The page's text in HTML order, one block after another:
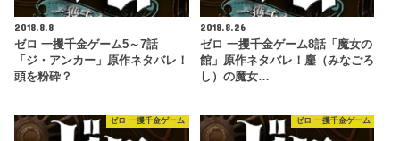
2018.8.8
ゼロ 一攫千金ゲーム5～7話
「ジ・アンカー」原作ネタバレ！
頭を粉砕？
2018.8.26
ゼロ 一攫千金ゲーム8話「魔女の
館」原作ネタバレ！鏖（みなごろ
し）の魔女…
ゼロ 一攫千金ゲーム ゼロ 一攫千金ゲーム